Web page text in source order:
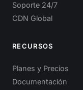
Soporte 24/7
CDN Global
RECURSOS
Planes y Precios
Documentación